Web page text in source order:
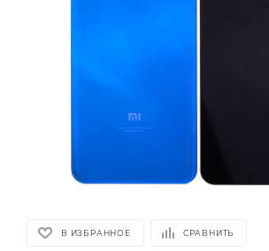
В ИЗБРАННОЕ СРАВНИТЬ